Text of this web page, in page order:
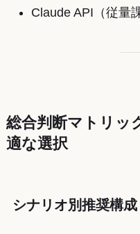
Claude API（従量
総合判断マトリッ
適な選択
シナリオ別推奨構成